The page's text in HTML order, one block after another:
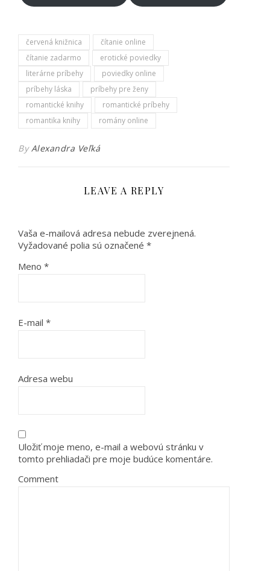
červená knižnica
čítanie online
čítanie zadarmo
erotické poviedky
literárne príbehy
poviedky online
príbehy láska
príbehy pre ženy
romantické knihy
romantické príbehy
romantika knihy
romány online
By Alexandra Veľká
LEAVE A REPLY
Vaša e-mailová adresa nebude zverejnená.
Vyžadované polia sú označené *
Meno *
E-mail *
Adresa webu
Uložiť moje meno, e-mail a webovú stránku v
tomto prehliadači pre moje budúce komentáre.
Comment